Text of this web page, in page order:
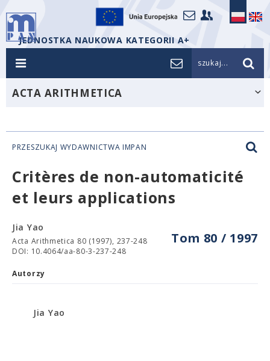
JEDNOSTKA NAUKOWA KATEGORII A+
szukaj...
ACTA ARITHMETICA
PRZESZUKAJ WYDAWNICTWA IMPAN
Critères de non-automaticité
et leurs applications
Tom 80 / 1997
Jia Yao
Acta Arithmetica 80 (1997), 237-248
DOI: 10.4064/aa-80-3-237-248
Autorzy
Jia Yao